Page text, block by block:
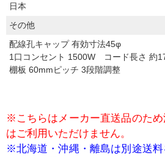
日本
その他
配線孔キャップ 有効寸法45φ
1口コンセント 1500W コード長さ 約
棚板 60mmピッチ 3段階調整
※こちらはメーカー直送品のた
はご利用いただけません。
※北海道・沖縄・離島は別途送